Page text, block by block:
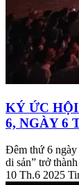
KÝ ỨC
6, NGÀY 6
Đêm thứ 6
di sản” trở
10 Th.6 2025